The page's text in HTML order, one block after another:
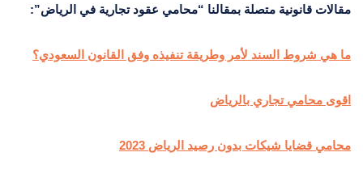
مقالات قانونية متصلة بمقالنا “محامي عقود تجارية في الرياض”:
ما هي شروط السند لأمر وطريقة تنفيذه وفق القانون السعودي؟
اقوى محامي تجاري بالرياض
محامي قضايا شيكات بدون رصيد الرياض 2023